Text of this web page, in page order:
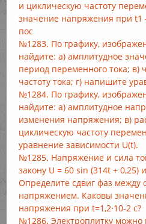
и циклическую частоту
значение напряжения при t1
пос
№1283. По графику,
найдите: а) амплитудное
период переменного тока; в)
частоту тока; г) напишите
№1284. По графику,
найдите: а) амплитудное
изменения напряжения; в)
циклическую частоту
уравнение зависимости U(t).
№1285. Напряжение и сила
закону U = 60 sin (314t + 0,25)
Определите сдвиг фаз между
напряжением. Каковы
напряжения при t=1,2⋅10-2 с?
№1286. Электроплитку